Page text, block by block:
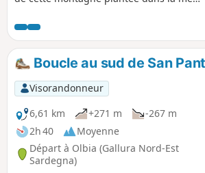
des plages, des criques, des falaises,
des golfes et des montagnes. Et si on
atteint le sommet Punta Cannone, la vue
s'étendra jusqu'aux montagnes corses.
Une ascension aller-retour spectaculaire
dès les premières pentes qui
constituent un but à elles seules.
Boucle au sud de San
Visorandonneur
6,61 km
+271 m
-267 m
2h 40
Moyenne
Départ à Olbia (Gallura Nord-Est
Sardegna)